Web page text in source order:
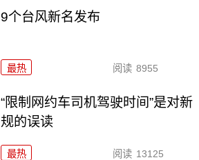
9个台风新名发布
最热 阅读 8955
“限制网约车司机驾驶时间”是对新
规的误读
最热 阅读 13125